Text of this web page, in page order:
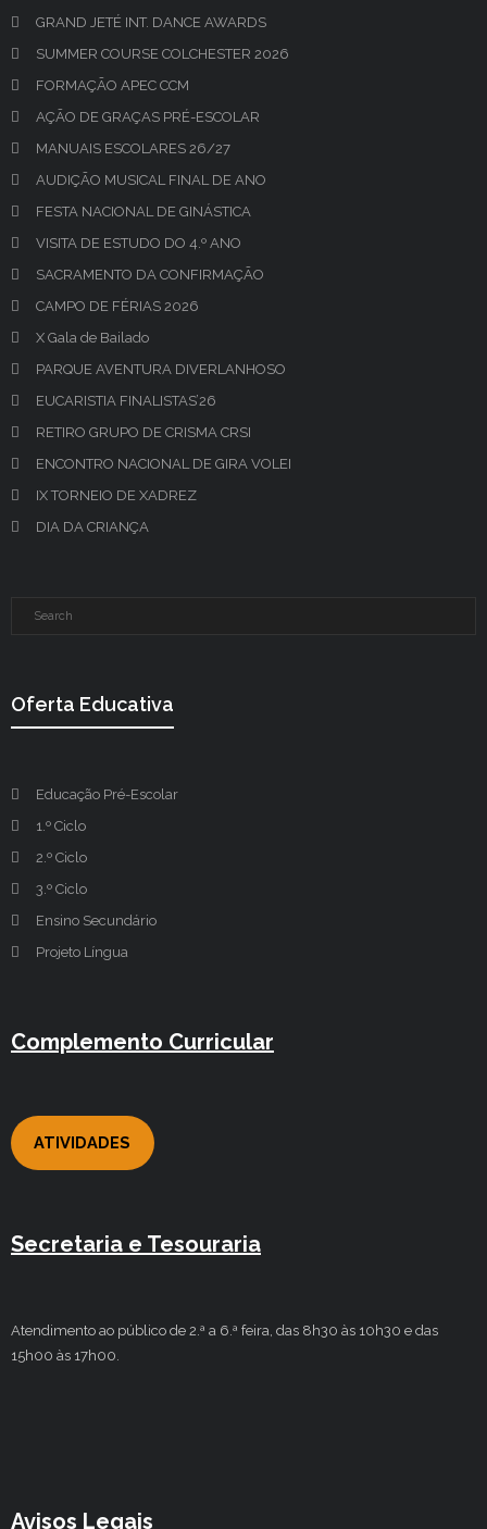
GRAND JETÉ INT. DANCE AWARDS
SUMMER COURSE COLCHESTER 2026
FORMAÇÃO APEC CCM
AÇÃO DE GRAÇAS PRÉ-ESCOLAR
MANUAIS ESCOLARES 26/27
AUDIÇÃO MUSICAL FINAL DE ANO
FESTA NACIONAL DE GINÁSTICA
VISITA DE ESTUDO DO 4.º ANO
SACRAMENTO DA CONFIRMAÇÃO
CAMPO DE FÉRIAS 2026
X Gala de Bailado
PARQUE AVENTURA DIVERLANHOSO
EUCARISTIA FINALISTAS’26
RETIRO GRUPO DE CRISMA CRSI
ENCONTRO NACIONAL DE GIRA VOLEI
IX TORNEIO DE XADREZ
DIA DA CRIANÇA
Oferta Educativa
Educação Pré-Escolar
1.º Ciclo
2.º Ciclo
3.º Ciclo
Ensino Secundário
Projeto Língua
Complemento Curricular
ATIVIDADES
Secretaria e Tesouraria
Atendimento ao público de 2.ª a 6.ª feira, das 8h30 às 10h30 e das
15h00 às 17h00.
Avisos Legais